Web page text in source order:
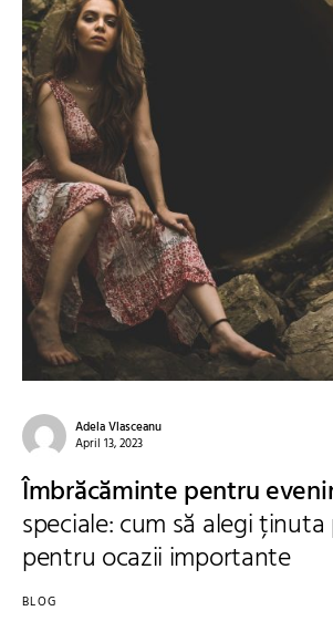
Adela Vlasceanu
April 13, 2023
Îmbrăcăminte pentru
speciale: cum să alegi
pentru ocazii importante
BLOG